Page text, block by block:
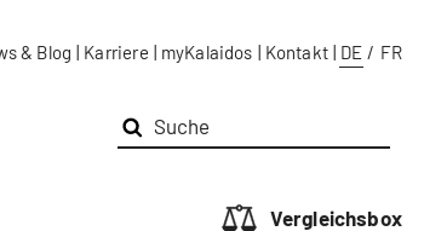
& Blog | Karriere | myKalaidos | Kontakt | DE / FR
Vergleichsbox